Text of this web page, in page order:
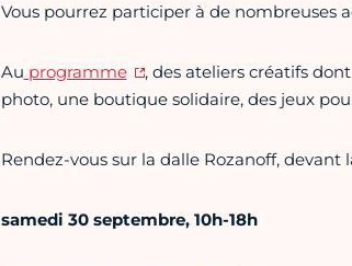
Vous pourrez participer à de nombreuses
Au programme
, des ateliers créatifs
photo, une boutique solidaire, des jeux
Rendez-vous sur la dalle Rozanoff,
samedi 30 septembre, 10h-18h